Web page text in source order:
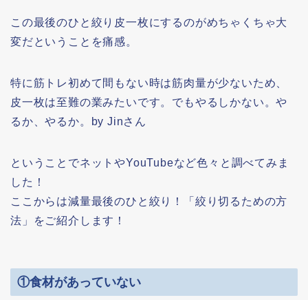
この最後のひと絞り皮一枚にするのがめちゃくちゃ大
変だということを痛感。
特に筋トレ初めて間もない時は筋肉量が少ないため、
皮一枚は至難の業みたいです。でもやるしかない。や
るか、やるか。by Jinさん
ということでネットやYouTubeなど色々と調べてみま
した！
ここからは減量最後のひと絞り！「絞り切るための方
法」をご紹介します！
①食材があっていない